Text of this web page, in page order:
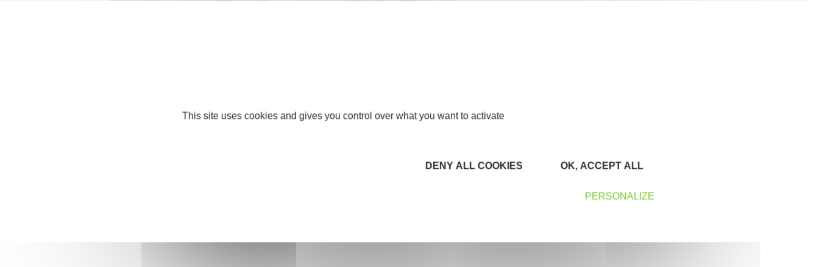
1-2-3-4-5- 6-7-8-9
This site uses cookies and gives you control over what you want to activate
OK, ACCEPT ALL
DENY ALL COOKIES
PERSONALIZE